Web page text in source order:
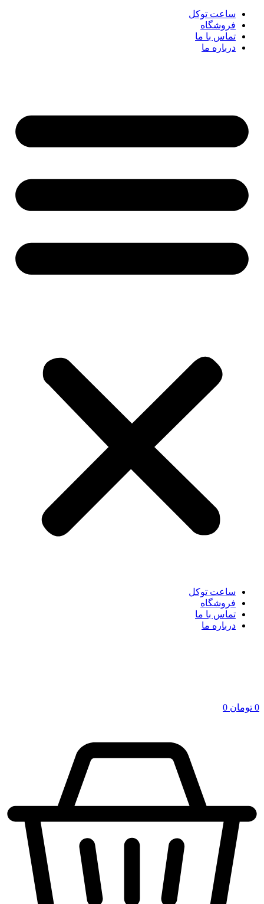
ساعت توکل
فروشگاه
تماس با ما
درباره ما
ساعت توکل
فروشگاه
تماس با ما
درباره ما
0 تومان 0